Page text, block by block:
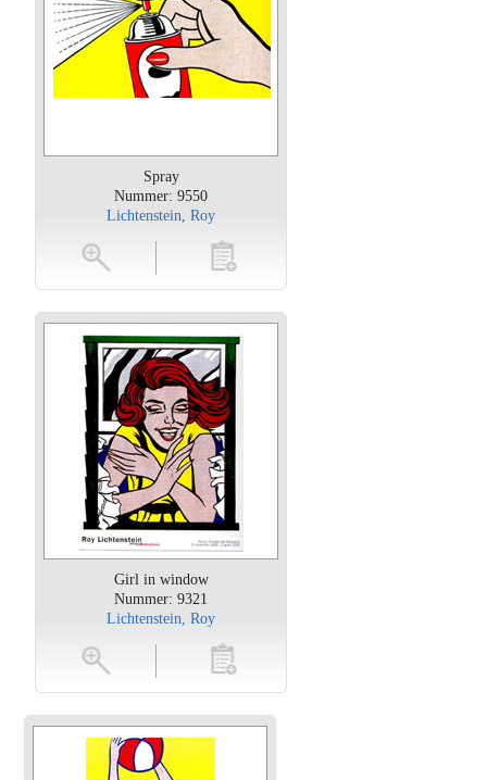
Spray
Nummer: 9550
Lichtenstein, Roy
toevoegen
Girl in window
Nummer: 9321
Lichtenstein, Roy
toevoegen